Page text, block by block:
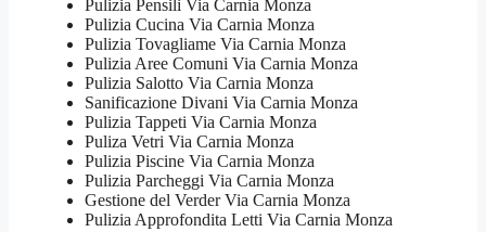
Pulizia Pensili Via Carnia Monza
Pulizia Cucina Via Carnia Monza
Pulizia Tovagliame Via Carnia Monza
Pulizia Aree Comuni Via Carnia Monza
Pulizia Salotto Via Carnia Monza
Sanificazione Divani Via Carnia Monza
Pulizia Tappeti Via Carnia Monza
Puliza Vetri Via Carnia Monza
Pulizia Piscine Via Carnia Monza
Pulizia Parcheggi Via Carnia Monza
Gestione del Verder Via Carnia Monza
Pulizia Approfondita Letti Via Carnia Monza